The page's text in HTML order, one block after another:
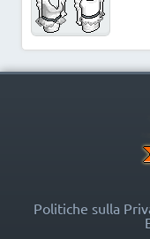
Politiche sulla